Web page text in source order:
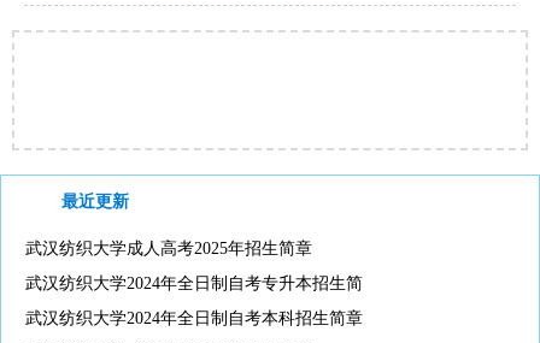
最近更新
武汉纺织大学成人高考2025年招生简章
武汉纺织大学2024年全日制自考专升本招生简
武汉纺织大学2024年全日制自考本科招生简章